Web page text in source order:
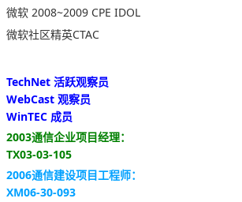
微软 2008~2009 CPE IDOL
微软社区精英CTAC
TechNet 活跃观察员
WebCast 观察员
WinTEC 成员
2003通信企业项目经理：
TX03-03-105
2006通信建设项目工程师：
XM06-30-093